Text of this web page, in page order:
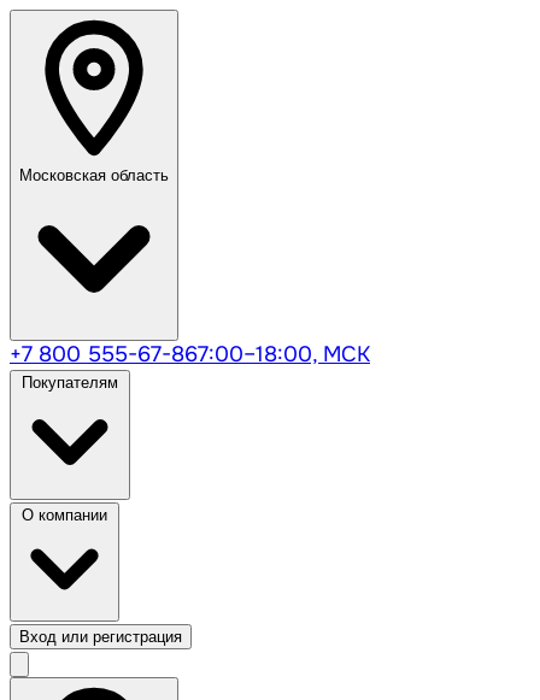
Московская область
+7 800 555-67-867:00–18:00, МСК
Вход или регистрация